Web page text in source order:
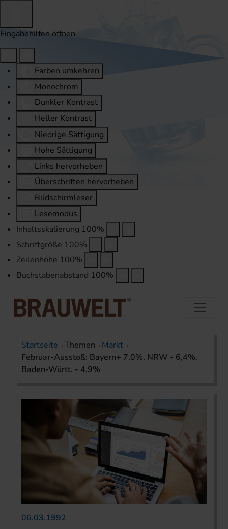
Eingabehilfen öffnen
Farben umkehren
Monochrom
Dunkler Kontrast
Heller Kontrast
Niedrige Sättigung
Hohe Sättigung
Links hervorheben
Überschriften hervorheben
Bildschirmleser
Lesemodus
Inhaltsskalierung 100%
Schriftgröße 100%
Zeilenhöhe 100%
Buchstabenabstand 100%
Startseite Themen
Markt
Februar-Ausstoß: Bayern+ 7,0%, NRW - 6,4%,
Baden-Württ. - 4,9%
06.03.1992